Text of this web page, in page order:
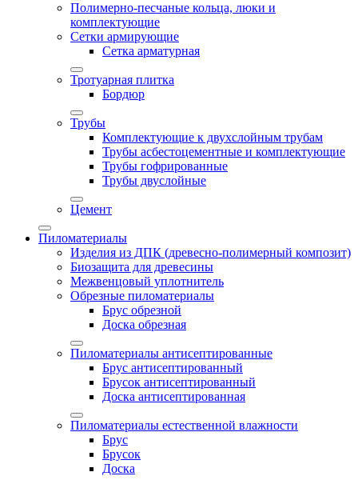
Полимерно-песчаные кольца, люки и
комплектующие
Сетки армирующие
Сетка арматурная
Тротуарная плитка
Бордюр
Трубы
Комплектующие к двухслойным трубам
Трубы асбестоцементные и комплектующие
Трубы гофрированные
Трубы двуслойные
Цемент
Пиломатериалы
Изделия из ДПК (древесно-полимерный композит)
Биозащита для древесины
Межвенцовый уплотнитель
Обрезные пиломатериалы
Брус обрезной
Доска обрезная
Пиломатериалы антисептированные
Брус антисептированный
Брусок антисептированный
Доска антисептированная
Пиломатериалы естественной влажности
Брус
Брусок
Доска